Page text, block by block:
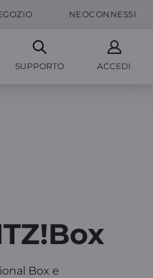
NEOCONNESSI
SUPPORTO ACCEDI
Box e